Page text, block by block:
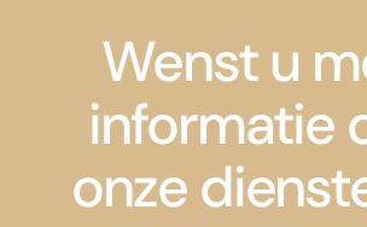
Wenst u
informatie
onze